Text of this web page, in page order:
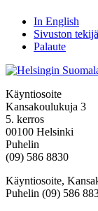
In English
Sivuston
Palaute
Käyntiosoite
Kansakoulukuja 3
5. kerros
00100 Helsinki
Puhelin
(09) 586 8830
Käyntiosoite,
Puhelin (09) 586